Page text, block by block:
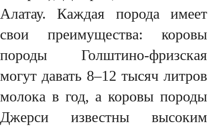
Алатау. Каждая порода имеет
свои преимущества: коровы
породы Голштино-фризская
могут давать 8–12 тысяч литров
молока в год, а коровы породы
Джерси известны высоким